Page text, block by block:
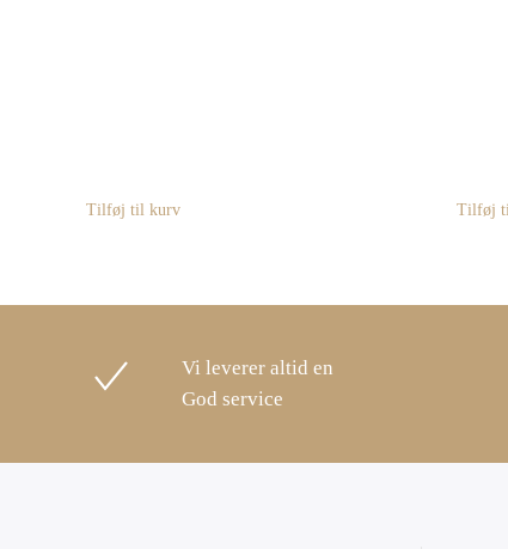
Tilføj til kurv Tilføj
Vi leverer altid en
God service